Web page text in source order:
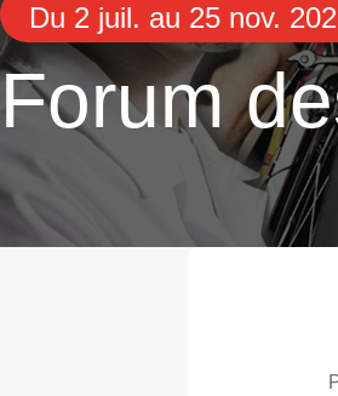
Du 2 juil. au 25 nov.
Forum